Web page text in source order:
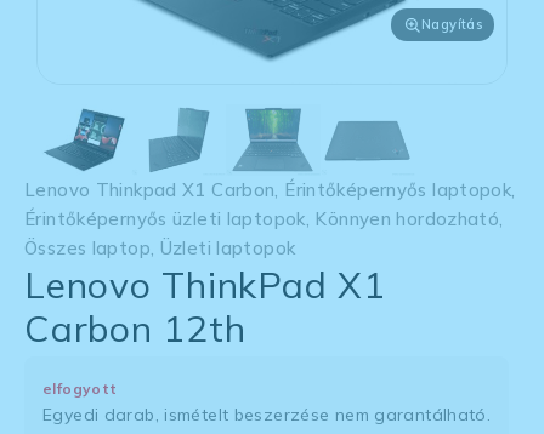
Nagyítás
Lenovo Thinkpad X1 Carbon Érintőképernyős laptopok
Érintőképernyős üzleti laptopok Könnyen hordozható
Összes laptop Üzleti laptopok
Lenovo ThinkPad X1
Carbon 12th
elfogyott
Egyedi darab, ismételt beszerzése nem garantálható.